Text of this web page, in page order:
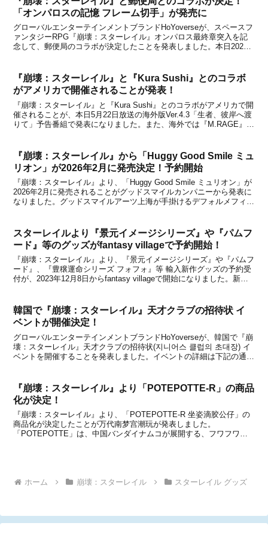
「オンパロスの記憶 フレーム切手」が発売に
グローバルエンターテインメントブランドHoYoverseが、スペースフ
ァンタジーRPG『崩壊：スターレイル』オンパロス最終章突入を記
念して、郵便局のコラボが決定したことを発表しました。本日2025
『崩壊：スターレイル』と『Kura Sushi』とのコラボ
がアメリカで開催されることが発表！
『崩壊：スターレイル』と『Kura Sushi』とのコラボがアメリカで開
催されることが、本日5月22日放送の海外版Ver.4.3「生者、彼岸へ渡
りて」予告番組で発表になりました。また、海外では『M.RAGE』コ
『崩壊：スターレイル』から「Huggy Good Smile ミュ
リオン」が2026年2月に発売決定！予約開始
『崩壊：スターレイル』より、「Huggy Good Smile ミュリオン」が
2026年2月に発売されることがグッドスマイルカンパニーから発表に
なりました。グッドスマイルアーツ上海が手掛けるデフォルメフィギ
スターレイルより『景元イメージシリーズ』や『パムフ
ード』等のグッズがfantasy villageで予約開始！
『崩壊：スターレイル』より、『景元イメージシリーズ』や『パムフ
ード』、『豊穣運命シリーズ フォフォ』等 輸入新作グッズの予約受
付が、2023年12月8日からfantasy villageで開始になりました。新た
韓国で『崩壊：スターレイル』天才クラブの招待状 イ
ベントが開催決定！
グローバルエンターテインメントブランドHoYoverseが、韓国で『崩
壊：スターレイル』天才クラブの招待状(지니어스 클럽의 초대장) イ
ベントを開催することを発表しました。イベントの詳細は下記の通り
『崩壊：スターレイル』より「POTEPOTTE-R」の商品
化が決定！
『崩壊：スターレイル』より、「POTEPOTTE-R 坐姿滴胶公仔」の
商品化が決定したことが万代南梦宫潮玩が発表しました。
「POTEPOTTE」は、中国バンダイナムコが展開する、フワフワで
ホーム 崩壊：スターレイル スターレイル グッズ